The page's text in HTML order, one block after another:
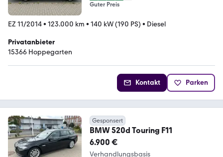
Guter Preis
EZ 11/2014• 123.000 km • 140 kW (190 PS) • Diesel
Privatanbieter
15366 Hoppegarten
Kontakt Parken
Gesponsert
BMW 520d Touring F11
6.900 €
Verhandlungsbasis